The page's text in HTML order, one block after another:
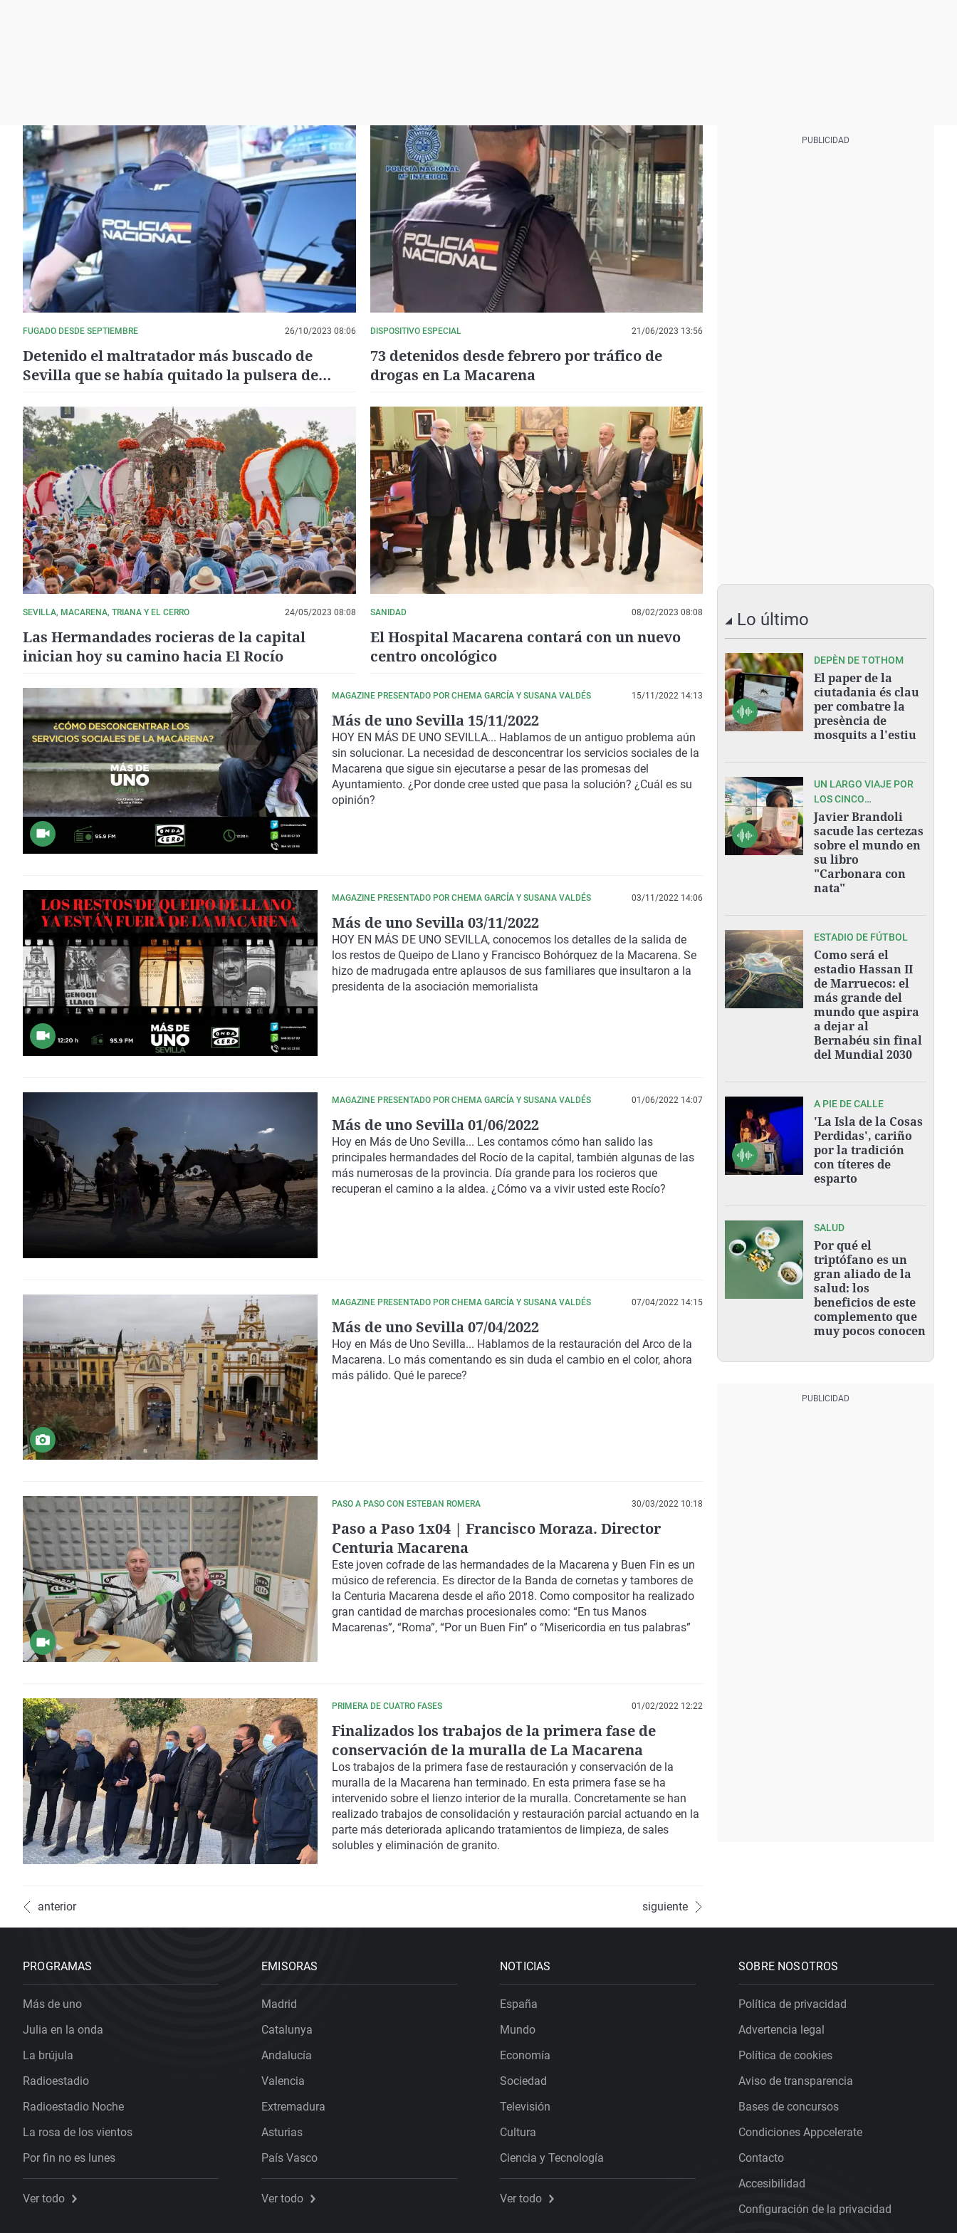
FUGADO DESDE SEPTIEMBRE 26/10/2023 08:06
Detenido el maltratador más buscado de
Sevilla que se había quitado la pulsera de
DISPOSITIVO ESPECIAL 21/06/2023 13:56
73 detenidos desde febrero por tráfico de
drogas en La Macarena
SEVILLA, MACARENA, TRIANA Y EL CERRO 24/05/2023 08:08
Las Hermandades rocieras de la capital
inician hoy su camino hacia El Rocío
SANIDAD 08/02/2023 08:08
El Hospital Macarena contará con un nuevo
centro oncológico
MAGAZINE PRESENTADO POR CHEMA GARCÍA Y SUSANA VALDÉS 15/11/2022 14:13
Más de uno Sevilla 15/11/2022
HOY EN MÁS DE UNO SEVILLA... Hablamos de un antiguo problema aún
sin solucionar. La necesidad de desconcentrar los servicios sociales de la
Macarena que sigue sin ejecutarse a pesar de las promesas del
Ayuntamiento. ¿Por donde cree usted que pasa la solución? ¿Cuál es su
opinión?
MAGAZINE PRESENTADO POR CHEMA GARCÍA Y SUSANA VALDÉS 03/11/2022 14:06
Más de uno Sevilla 03/11/2022
HOY EN MÁS DE UNO SEVILLA, conocemos los detalles de la salida de
los restos de Queipo de Llano y Francisco Bohórquez de la Macarena. Se
hizo de madrugada entre aplausos de sus familiares que insultaron a la
presidenta de la asociación memorialista
MAGAZINE PRESENTADO POR CHEMA GARCÍA Y SUSANA VALDÉS 01/06/2022 14:07
Más de uno Sevilla 01/06/2022
Hoy en Más de Uno Sevilla... Les contamos cómo han salido las
principales hermandades del Rocío de la capital, también algunas de las
más numerosas de la provincia. Día grande para los rocieros que
recuperan el camino a la aldea. ¿Cómo va a vivir usted este Rocío?
MAGAZINE PRESENTADO POR CHEMA GARCÍA Y SUSANA VALDÉS 07/04/2022 14:15
Más de uno Sevilla 07/04/2022
Hoy en Más de Uno Sevilla... Hablamos de la restauración del Arco de la
Macarena. Lo más comentando es sin duda el cambio en el color, ahora
más pálido. Qué le parece?
PASO A PASO CON ESTEBAN ROMERA 30/03/2022 10:18
Paso a Paso 1x04 | Francisco Moraza. Director
Centuria Macarena
Este joven cofrade de las hermandades de la Macarena y Buen Fin es un
músico de referencia. Es director de la Banda de cornetas y tambores de
la Centuria Macarena desde el año 2018. Como compositor ha realizado
gran cantidad de marchas procesionales como: “En tus Manos
Macarenas”, “Roma”, “Por un Buen Fin” o “Misericordia en tus palabras”
PRIMERA DE CUATRO FASES 01/02/2022 12:22
Finalizados los trabajos de la primera fase de
conservación de la muralla de La Macarena
Los trabajos de la primera fase de restauración y conservación de la
muralla de la Macarena han terminado. En esta primera fase se ha
intervenido sobre el lienzo interior de la muralla. Concretamente se han
realizado trabajos de consolidación y restauración parcial actuando en la
parte más deteriorada aplicando tratamientos de limpieza, de sales
solubles y eliminación de granito.
anterior siguiente
Lo último
DEPÈN DE TOTHOM
El paper de la
ciutadania és clau
per combatre la
presència de
mosquits a l'estiu
UN LARGO VIAJE POR
LOS CINCO
CONTINENTES
Javier Brandoli
sacude las certezas
sobre el mundo en
su libro
"Carbonara con
nata"
ESTADIO DE FÚTBOL
Como será el
estadio Hassan II
de Marruecos: el
más grande del
mundo que aspira
a dejar al
Bernabéu sin final
del Mundial 2030
A PIE DE CALLE
'La Isla de la Cosas
Perdidas', cariño
por la tradición
con títeres de
esparto
SALUD
Por qué el
triptófano es un
gran aliado de la
salud: los
beneficios de este
complemento que
muy pocos conocen
PROGRAMAS
Más de uno
Julia en la onda
La brújula
Radioestadio
Radioestadio Noche
La rosa de los vientos
Por fin no es lunes
Ver todo
EMISORAS
Madrid
Catalunya
Andalucía
Valencia
Extremadura
Asturias
País Vasco
Ver todo
NOTICIAS
España
Mundo
Economía
Sociedad
Televisión
Cultura
Ciencia y Tecnología
Ver todo
SOBRE NOSOTROS
Política de privacidad
Advertencia legal
Política de cookies
Aviso de transparencia
Bases de concursos
Condiciones Appcelerate
Contacto
Accesibilidad
Configuración de la privacidad